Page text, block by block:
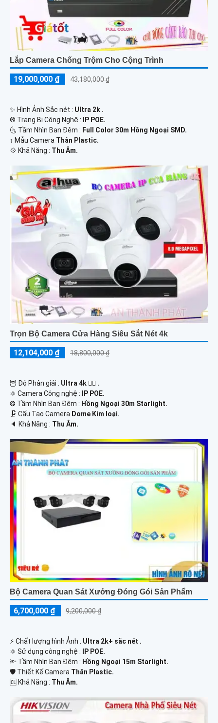
Lắp Camera Chống Trộm Cho Cộng Trình
19,000,000 ₫ 43,180,000 ₫
✨ Hình Ảnh Sắc nét : Ultra 2k .
®️ Trang Bị Công Nghệ :
IP POE.
🌜 Tầm Nhìn Ban Đêm : Full Color 30m Hồng Ngoại SMD.
↕️ Mẫu Camera Thân Plastic.
️💠 Khả Năng : Thu Âm.
Trọn Bộ Camera Cửa Hàng Siêu Sắt Nét 4k
12,104,000 ₫ 18,800,000 ₫
🦉 Độ Phân giải : Ultra 4k 👍🏾 .
⚛️ Camera Công nghệ :
IP POE.
❂ Tầm Nhìn Ban Đêm : Hồng Ngoại 30m Starlight.
🗜️ Cấu Tạo Camera Dome Kim loại.
️🔈 Khả Năng : Thu Âm.
Bộ Camera Quan Sát Xưởng Đóng Gói Sản Phẩm
6,700,000 ₫ 9,200,000 ₫
️⚡ Chất lượng hình Ảnh : Ultra 2k+ sắc nét .
⚛️ Sử dụng công nghệ :
IP POE.
🔦 Tầm Nhìn Ban Đêm : Hồng Ngoại 15m Starlight.
🛡 Thiết Kế Camera Thân Plastic.
️🆑 Khả Năng : Thu Âm.